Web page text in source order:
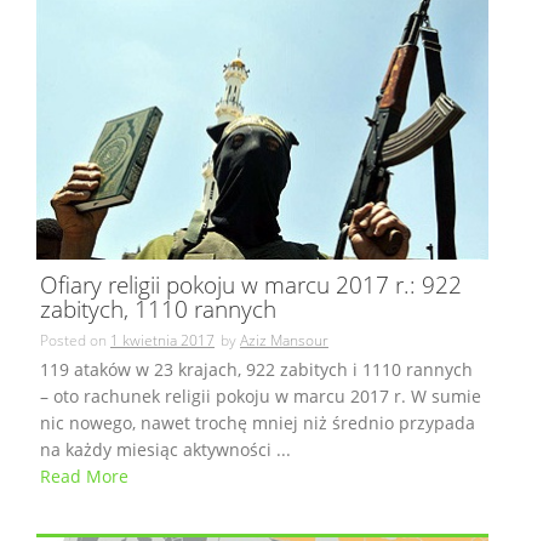
Ofiary religii pokoju w marcu 2017 r.: 922
zabitych, 1110 rannych
Posted on 1 kwietnia 2017 byAziz Mansour
119 ataków w 23 krajach, 922 zabitych i 1110 rannych
– oto rachunek religii pokoju w marcu 2017 r. W sumie
nic nowego, nawet trochę mniej niż średnio przypada
na każdy miesiąc aktywności ...
Read More